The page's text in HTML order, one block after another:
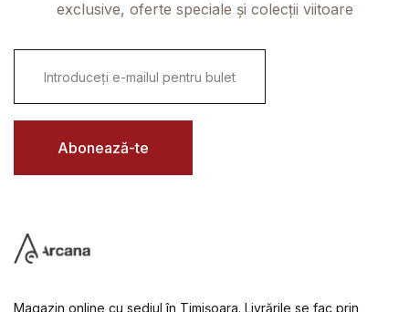
exclusive, oferte speciale și colecții viitoare
i
l
Abonează-te
Magazin online cu sediul în Timișoara. Livrările se fac prin